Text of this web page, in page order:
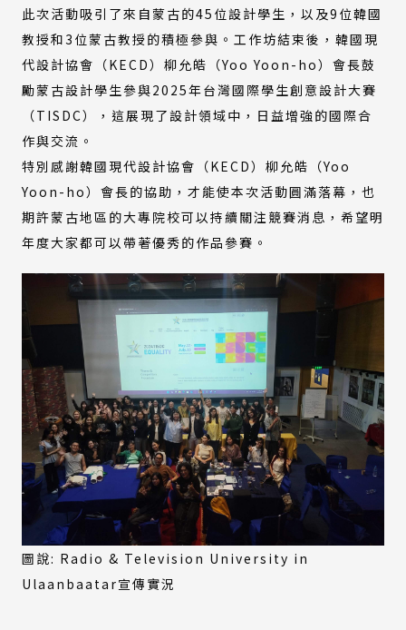
此次活動吸引了來自蒙古的45位設計學生，以及9位韓國
教授和3位蒙古教授的積極參與。工作坊結束後，韓國現
代設計協會（KECD）柳允皓（Yoo Yoon-ho）會長鼓
勵蒙古設計學生參與2025年台灣國際學生創意設計大賽
（TISDC），這展現了設計領域中，日益增強的國際合
作與交流。
特別感謝韓國現代設計協會（KECD）柳允皓（Yoo
Yoon-ho）會長的協助，才能使本次活動圓滿落幕，也
期許蒙古地區的大專院校可以持續關注競賽消息，希望明
年度大家都可以帶著優秀的作品參賽。
圖說: Radio & Television University in
Ulaanbaatar宣傳實況